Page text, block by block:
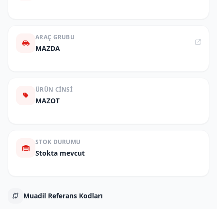
ARAÇ GRUBU
MAZDA
ÜRÜN CINSI
MAZOT
STOK DURUMU
Stokta mevcut
Muadil Referans Kodları